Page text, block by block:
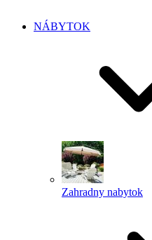
NÁBYTOK
Zahradny nabytok